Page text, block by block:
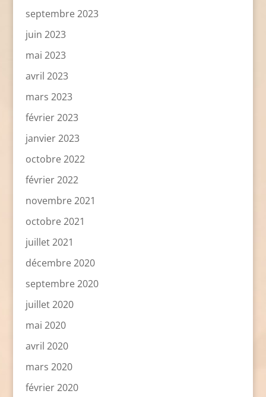
septembre 2023
juin 2023
mai 2023
avril 2023
mars 2023
février 2023
janvier 2023
octobre 2022
février 2022
novembre 2021
octobre 2021
juillet 2021
décembre 2020
septembre 2020
juillet 2020
mai 2020
avril 2020
mars 2020
février 2020